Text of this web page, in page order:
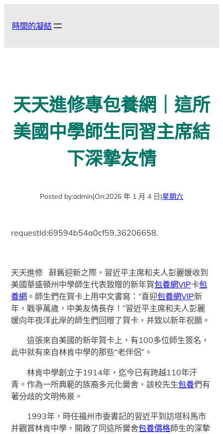
時間的凝結
天天進修專包養網｜這所
美國中學師生同習主席結
下深摯友情
Posted by:admin|On:2026 年 1 月 4 日|星期六
requestId:69594b54a0cf59.36206658.
天天進修 辭舊迎新之際，習近平主席和夫人彭麗媛收到
美國華盛頓州中學師生代表致贈的新年賀包養網VIP卡包
養網 。師生們在賀卡上用中文書寫：“喜迎包養網VIP新
年，戰爭萬歲，中美友情長存！”習近平主席和夫人彭麗
媛向年夜洋此岸的師生們回贈了賀卡，并致以新年祝願。
這張來自美國的新年賀卡上，有100多位師生簽名，
此中就有來自林肯中學的那些“老伴侶”。
林肯中學創立于1914年，迄今已有跨越110年汗
青。作為一所典範的族裔多元化黌舍，該校先生包養們有
著分歧的文明佈景。
1993年，時任福州市委書記的習近平到訪塔科馬市
并觀賞林肯中學，開啟了同這所黌舍包養價格師生的深摯